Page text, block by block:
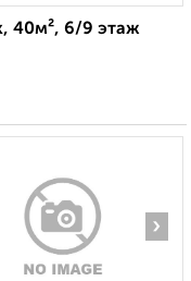
40м², 6/9 этаж
›